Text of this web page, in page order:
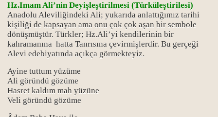
Hz.Imam Ali’nin Deyişleştirilmesi (Türküleştirilesi)
Anadolu Aleviliğindeki Ali; yukarıda anlattığımız tarihi
kişiliği de kapsayan ama onu çok çok aşan bir sembole
dönüşmüştür. Türkler; Hz.Ali’yi kendilerinin bir
kahramanına hatta Tanrısına çevirmişlerdir. Bu gerçeği
Alevi edebiyatında açıkça görmekteyiz.
Ayine tuttum yüzüme
Ali göründü gözüme
Hasret kaldım mah yüzüne
Veli göründü gözüme